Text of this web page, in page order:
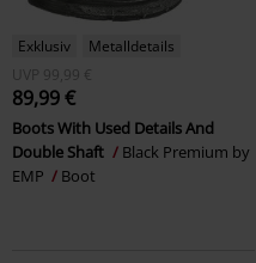
Exklusiv
Metalldetails
UVP
99,99 €
89,99 €
Boots With Used Details And
Double Shaft
Black Premium by
EMP
Boot